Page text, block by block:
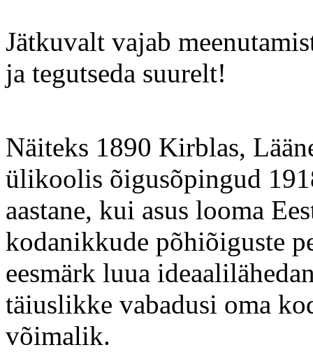
Jätkuvalt vajab
ja tegutseda suurelt!
Näiteks 1890 Kirblas,
ülikoolis õigusõpingud
aastane, kui asus looma
kodanikkude põhiõiguste
eesmärk luua
täiuslikke vabadusi oma
võimalik.